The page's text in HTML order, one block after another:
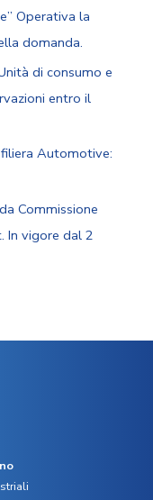
Operativa la
domanda.
di consumo e
entro il
Automotive:
Commissione
In vigore dal 2